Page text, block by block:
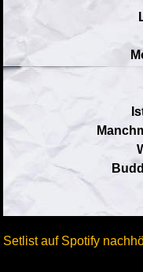
Setlist auf Spotify